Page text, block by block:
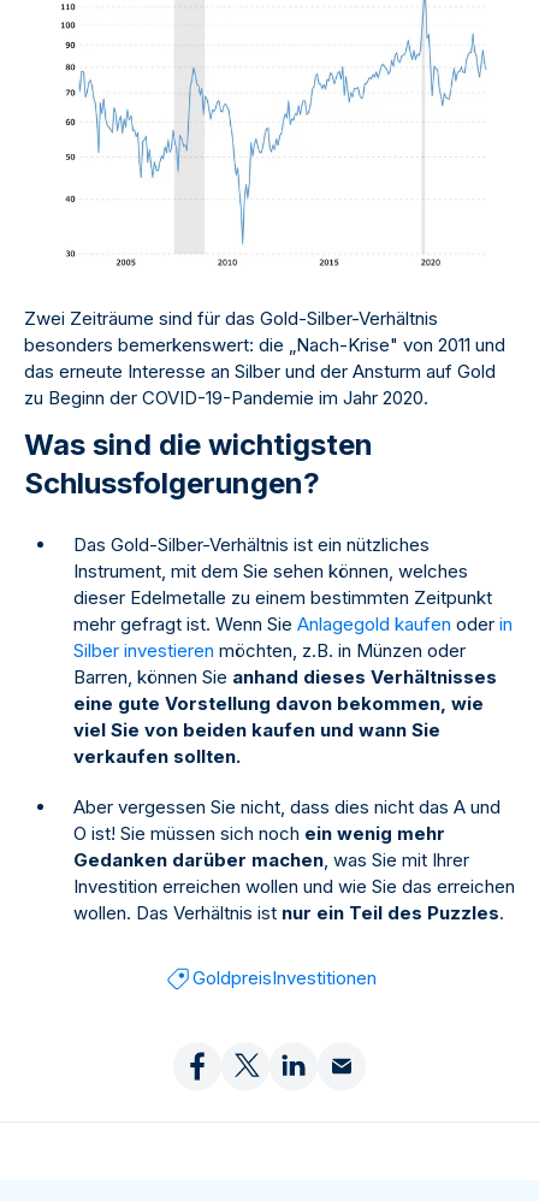
Zwei Zeiträume sind für das Gold-Silber-Verhältnis
besonders bemerkenswert: die „Nach-Krise" von 2011 und
das erneute Interesse an Silber und der Ansturm auf Gold
zu Beginn der COVID-19-Pandemie im Jahr 2020.
Was sind die wichtigsten
Schlussfolgerungen?
Das Gold-Silber-Verhältnis ist ein nützliches
Instrument, mit dem Sie sehen können, welches
dieser Edelmetalle zu einem bestimmten Zeitpunkt
mehr gefragt ist. Wenn Sie Anlagegold kaufen oder in
Silber investieren möchten, z.B. in Münzen oder
Barren, können Sie anhand dieses Verhältnisses
eine gute Vorstellung davon bekommen, wie
viel Sie von beiden kaufen und wann Sie
verkaufen sollten.
Aber vergessen Sie nicht, dass dies nicht das A und
O ist! Sie müssen sich noch ein wenig mehr
Gedanken darüber machen , was Sie mit Ihrer
Investition erreichen wollen und wie Sie das erreichen
wollen. Das Verhältnis ist nur ein Teil des Puzzles.
GoldpreisInvestitionen